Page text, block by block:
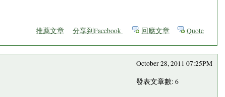
推薦文章 分享到Facebook 回應文章 Quote
October 28, 2011 07:25PM
發表文章數: 6